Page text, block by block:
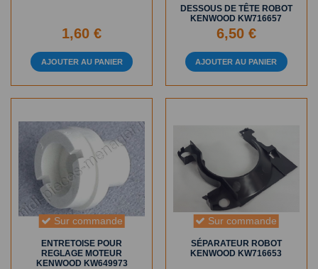
1,60 €
AJOUTER AU PANIER
DESSOUS DE TÊTE ROBOT
KENWOOD KW716657
6,50 €
AJOUTER AU PANIER
Sur commande
ENTRETOISE POUR
REGLAGE MOTEUR
KENWOOD KW649973
Sur commande
SÉPARATEUR ROBOT
KENWOOD KW716653